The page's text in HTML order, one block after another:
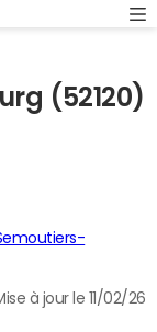
(52120)
à jour le 11/02/26